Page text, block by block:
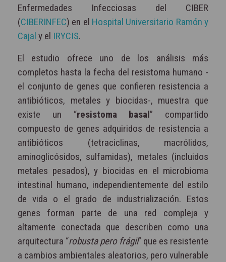
Enfermedades Infecciosas del CIBER
(CIBERINFEC) en el Hospital Universitario Ramón y
Cajal y el IRYCIS.
El estudio ofrece uno de los análisis más
completos hasta la fecha del resistoma humano -
el conjunto de genes que confieren resistencia a
antibióticos, metales y biocidas-, muestra que
existe un “resistoma basal” compartido
compuesto de genes adquiridos de resistencia a
antibióticos (tetraciclinas, macrólidos,
aminoglicósidos, sulfamidas), metales (incluidos
metales pesados), y biocidas en el microbioma
intestinal humano, independientemente del estilo
de vida o el grado de industrialización. Estos
genes forman parte de una red compleja y
altamente conectada que describen como una
arquitectura “robusta pero frágil” que es resistente
a cambios ambientales aleatorios, pero vulnerable